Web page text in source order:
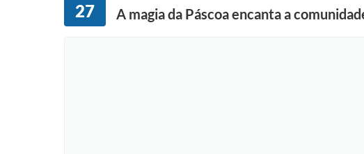
27 A magia da Páscoa encanta a